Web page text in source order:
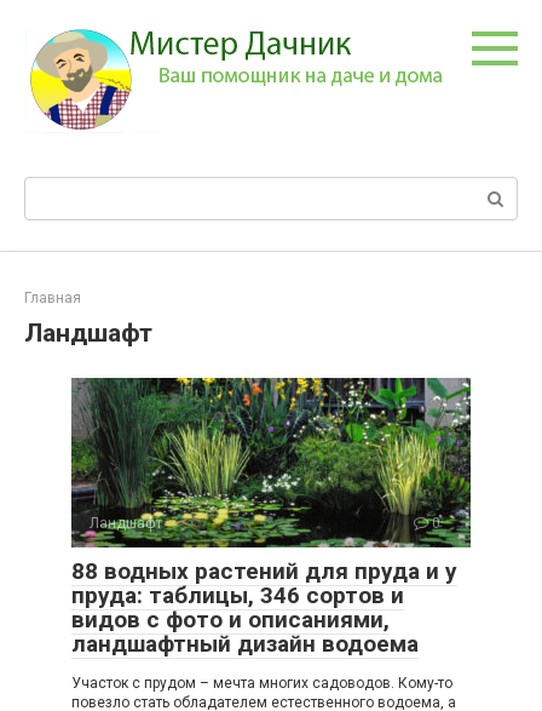
контенту
Главная
Ландшафт
Ландшафт 0
88 водных растений для пруда и у
пруда: таблицы, 346 сортов и
видов с фото и описаниями,
ландшафтный дизайн водоема
Участок с прудом – мечта многих садоводов. Кому-то
повезло стать обладателем естественного водоема, а